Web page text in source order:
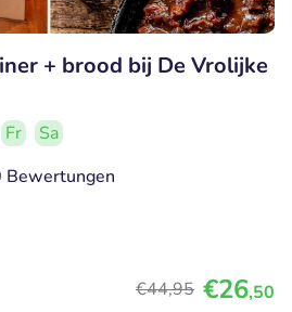
+ brood bij De Vrolijke
Fr
Sa
Bewertungen
€44,95 €26,50